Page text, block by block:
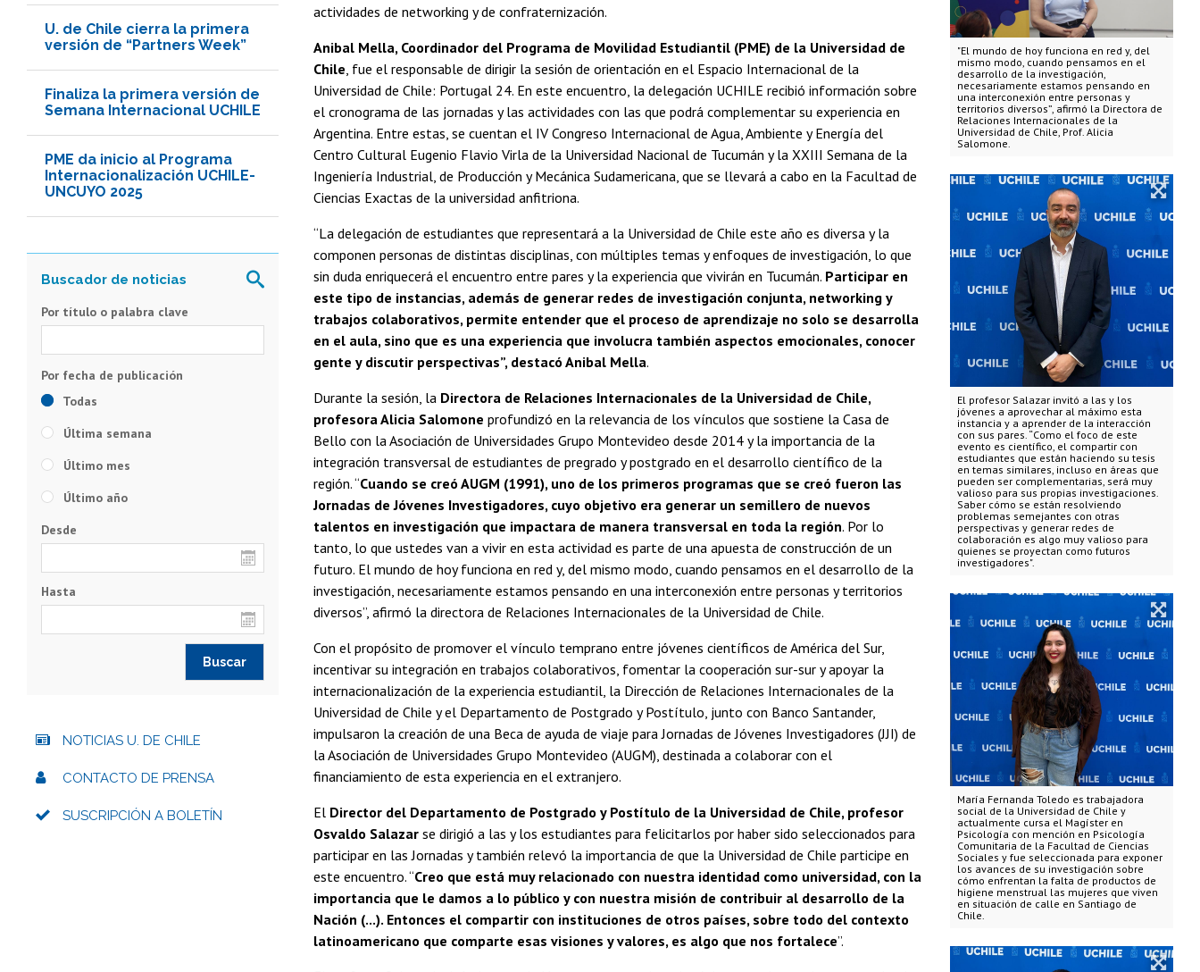
U. de Chile cierra la primera
versión de “Partners Week”
Finaliza la primera versión de
Semana Internacional UCHILE
PME da inicio al Programa
Internacionalización UCHILE-
UNCUYO 2025
"El mundo de hoy funciona en red y, del
mismo modo, cuando pensamos en el
desarrollo de la investigación,
necesariamente estamos pensando en
una interconexión entre personas y
territorios diversos”, afirmó la Directora de
Relaciones Internacionales de la
Universidad de Chile, Prof. Alicia
Salomone.
El profesor Salazar invitó a las y los
jóvenes a aprovechar al máximo esta
instancia y a aprender de la interacción
con sus pares. “Como el foco de este
evento es científico, el compartir con
estudiantes que están haciendo su tesis
en temas similares, incluso en áreas que
pueden ser complementarias, será muy
valioso para sus propias investigaciones.
Saber cómo se están resolviendo
problemas semejantes con otras
perspectivas y generar redes de
colaboración es algo muy valioso para
quienes se proyectan como futuros
investigadores".
María Fernanda Toledo es trabajadora
social de la Universidad de Chile y
actualmente cursa el Magíster en
Psicología con mención en Psicología
Comunitaria de la Facultad de Ciencias
Sociales y fue seleccionada para exponer
los avances de su investigación sobre
cómo enfrentan la falta de productos de
higiene menstrual las mujeres que viven
en situación de calle en Santiago de
Chile.
actividades de networking y de confraternización.
Anibal Mella, Coordinador del Programa de Movilidad Estudiantil (PME) de la Universidad de
Chile , fue el responsable de dirigir la sesión de orientación en el Espacio Internacional de la
Universidad de Chile: Portugal 24. En este encuentro, la delegación UCHILE recibió información sobre
el cronograma de las jornadas y las actividades con las que podrá complementar su experiencia en
Argentina. Entre estas, se cuentan el IV Congreso Internacional de Agua, Ambiente y Energía del
Centro Cultural Eugenio Flavio Virla de la Universidad Nacional de Tucumán y la XXIII Semana de la
Ingeniería Industrial, de Producción y Mecánica Sudamericana, que se llevará a cabo en la Facultad de
Ciencias Exactas de la universidad anfitriona.
“La delegación de estudiantes que representará a la Universidad de Chile este año es diversa y la
componen personas de distintas disciplinas, con múltiples temas y enfoques de investigación, lo que
sin duda enriquecerá el encuentro entre pares y la experiencia que vivirán en Tucumán. Participar en
este tipo de instancias, además de generar redes de investigación conjunta, networking y
trabajos colaborativos, permite entender que el proceso de aprendizaje no solo se desarrolla
en el aula, sino que es una experiencia que involucra también aspectos emocionales, conocer
gente y discutir perspectivas”, destacó Anibal Mella.
Durante la sesión, la Directora de Relaciones Internacionales de la Universidad de Chile,
profesora Alicia Salomone profundizó en la relevancia de los vínculos que sostiene la Casa de
Bello con la Asociación de Universidades Grupo Montevideo desde 2014 y la importancia de la
integración transversal de estudiantes de pregrado y postgrado en el desarrollo científico de la
región. “Cuando se creó AUGM (1991), uno de los primeros programas que se creó fueron las
Jornadas de Jóvenes Investigadores, cuyo objetivo era generar un semillero de nuevos
talentos en investigación que impactara de manera transversal en toda la región. Por lo
tanto, lo que ustedes van a vivir en esta actividad es parte de una apuesta de construcción de un
futuro. El mundo de hoy funciona en red y, del mismo modo, cuando pensamos en el desarrollo de la
investigación, necesariamente estamos pensando en una interconexión entre personas y territorios
diversos”, afirmó la directora de Relaciones Internacionales de la Universidad de Chile.
Con el propósito de promover el vínculo temprano entre jóvenes científicos de América del Sur,
incentivar su integración en trabajos colaborativos, fomentar la cooperación sur-sur y apoyar la
internacionalización de la experiencia estudiantil, la Dirección de Relaciones Internacionales de la
Universidad de Chile y el Departamento de Postgrado y Postítulo, junto con Banco Santander,
impulsaron la creación de una Beca de ayuda de viaje para Jornadas de Jóvenes Investigadores (JJI) de
la Asociación de Universidades Grupo Montevideo (AUGM), destinada a colaborar con el
financiamiento de esta experiencia en el extranjero.
El Director del Departamento de Postgrado y Postítulo de la Universidad de Chile, profesor
Osvaldo Salazar se dirigió a las y los estudiantes para felicitarlos por haber sido seleccionados para
participar en las Jornadas y también relevó la importancia de que la Universidad de Chile participe en
este encuentro. “Creo que está muy relacionado con nuestra identidad como universidad, con la
importancia que le damos a lo público y con nuestra misión de contribuir al desarrollo de la
Nación (...). Entonces el compartir con instituciones de otros países, sobre todo del contexto
latinoamericano que comparte esas visiones y valores, es algo que nos fortalece”.
Por título o palabra clave
Todas
Última semana
Último mes
Último año
Desde
Hasta
NOTICIAS U. DE CHILE
CONTACTO DE PRENSA
SUSCRIPCIÓN A BOLETÍN